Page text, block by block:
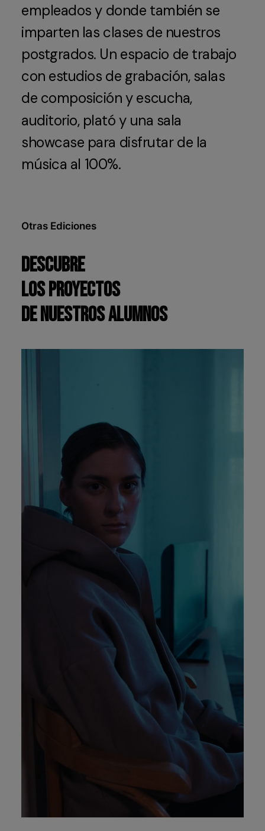
empleados y donde también se
imparten las clases de nuestros
postgrados. Un espacio de trabajo
con estudios de grabación, salas
de composición y escucha,
auditorio, plató y una sala
showcase para disfrutar de la
música al 100%.
Otras Ediciones
Descubre
los proyectos
de nuestros alumnos